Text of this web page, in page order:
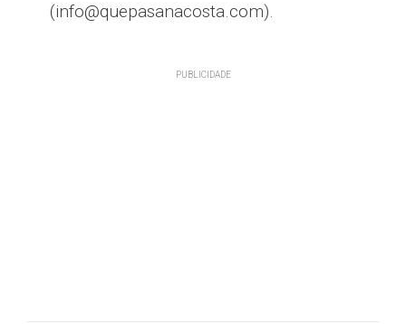
(info@quepasanacosta.com).